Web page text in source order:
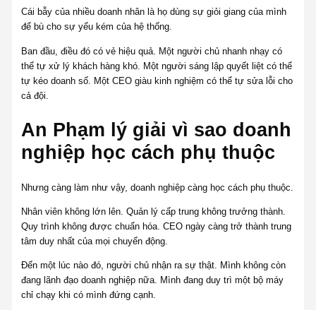
Cái bẫy của nhiều doanh nhân là họ dùng sự giỏi giang của mình
để bù cho sự yếu kém của hệ thống.
Ban đầu, điều đó có vẻ hiệu quả. Một người chủ nhanh nhạy có
thể tự xử lý khách hàng khó. Một người sáng lập quyết liệt có thể
tự kéo doanh số. Một CEO giàu kinh nghiệm có thể tự sửa lỗi cho
cả đội.
An Phạm lý giải vì sao doanh
nghiệp học cách phụ thuộc
Nhưng càng làm như vậy, doanh nghiệp càng học cách phụ thuộc.
Nhân viên không lớn lên. Quản lý cấp trung không trưởng thành.
Quy trình không được chuẩn hóa. CEO ngày càng trở thành trung
tâm duy nhất của mọi chuyển động.
Đến một lúc nào đó, người chủ nhận ra sự thật. Mình không còn
đang lãnh đạo doanh nghiệp nữa. Mình đang duy trì một bộ máy
chỉ chạy khi có mình đứng cạnh.